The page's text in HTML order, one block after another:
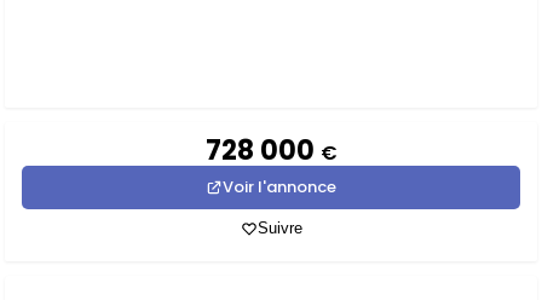
728 000 €
Voir l'annonce
Suivre